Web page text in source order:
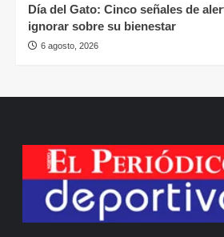
Día del Gato: Cinco señales de
ignorar sobre su bienestar
6 agosto, 2026